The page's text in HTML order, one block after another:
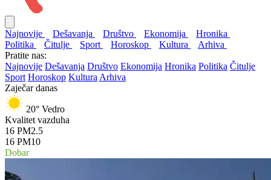
Najnovije Dešavanja Društvo Ekonomija
Hronika
Politika
Čitulje Sport Horoskop Kultura
Arhiva
Pratite nas:
Najnovije Dešavanja Društvo Ekonomija Hronika Politika Čitulje
Sport Horoskop Kultura Arhiva
Zaječar danas
20° Vedro
Kvalitet vazduha
16 PM2.5
16 PM10
Dobar